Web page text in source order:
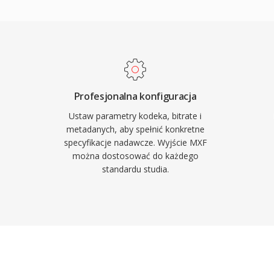
Te metadane
redukujac ryzyko
systemami
Pliki MXF uzywaja
rozne poziomy
pakietow (OP1a) po
Glowni producenci
Profesjonalna konfiguracja
Ustaw parametry kodeka, bitrate i
metadanych, aby spełnić konkretne
specyfikacje nadawcze. Wyjście MXF
można dostosować do każdego
standardu studia.